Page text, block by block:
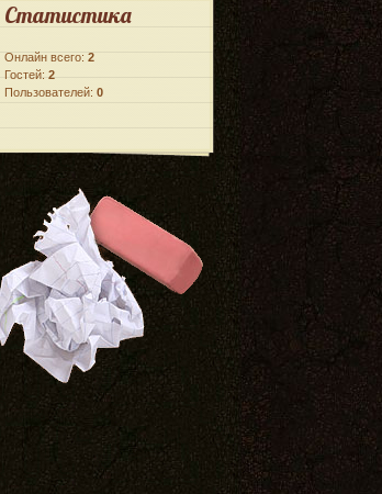
Статистика
Онлайн всего: 2
Гостей: 2
Пользователей: 0